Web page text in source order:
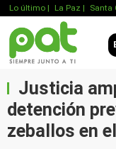
Lo último | La Paz | Santa
Justicia
detención
zeballos en